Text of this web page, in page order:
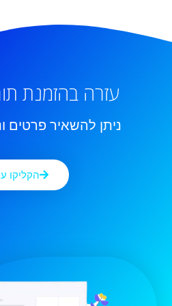
עזרה בהזמנת
ניתן להשאיר פרטים
הקליקו